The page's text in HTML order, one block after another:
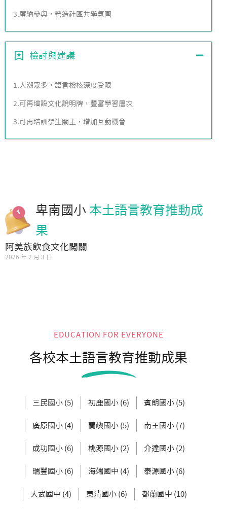
3.廣納參與，營造社區共學氛圍
檢討與建議
1.人潮眾多，語言檢核深度受限
2.可再增設文化說明牌，豐富學習層次
3.可再培訓學生關主，增加互動機會
卑南國小 本土語言教育推動成
果
阿美族飲食文化闖關
2026 年 2 月 3 日
EDUCATION FOR EVERYONE
各校本土語言教育推動成果
三民國小 (5) 初鹿國小 (6) 賓朗國小 (5)
廣原國小 (4) 蘭嶼國小 (5) 南王國小 (7)
成功國小 (6) 桃源國小 (2) 介達國小 (2)
瑞豐國小 (6) 海端國中 (4) 泰源國小 (6)
大武國中 (4) 東清國小 (6) 都蘭國中 (10)